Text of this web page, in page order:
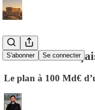
S'abonner Se connecter
Économie
Le plan à 100 Md€